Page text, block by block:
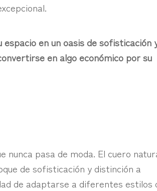
en un oasis de sofisticación
en algo económico por su
nunca pasa de moda. El cuero
de sofisticación y distinción a
de adaptarse a diferentes estilos